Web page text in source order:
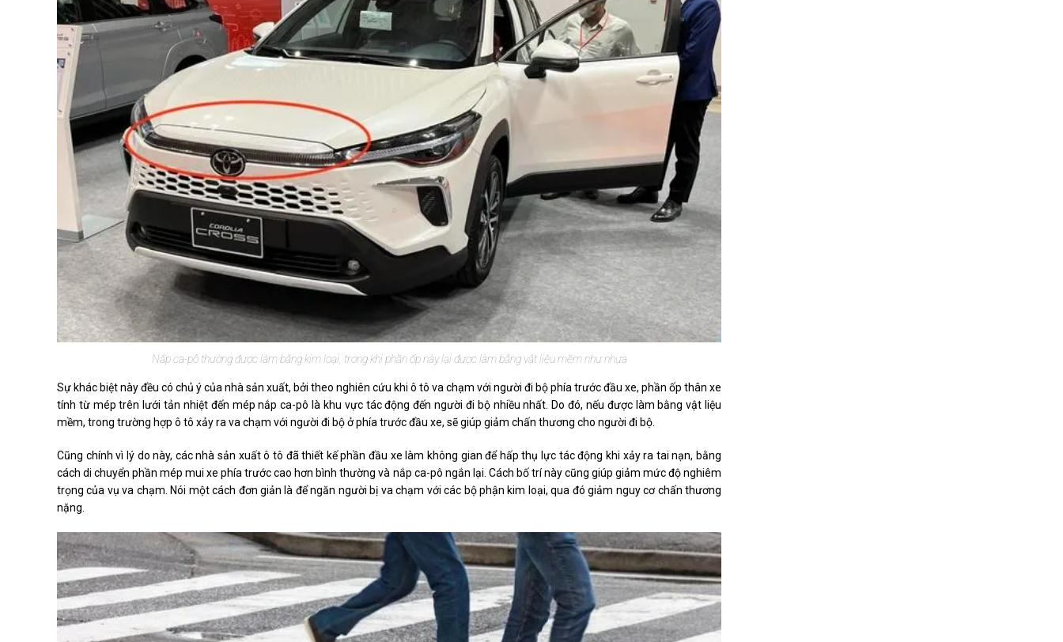
Nắp ca-pô thường được làm bằng kim loại, trong khi phần ốp này lại được làm bằng vật liệu mềm như nhựa
Sự khác biệt này đều có chủ ý của nhà sản xuất, bởi theo nghiên cứu khi ô tô va chạm với người đi bộ phía trước đầu xe, phần ốp thân xe
tính từ mép trên lưới tản nhiệt đến mép nắp ca-pô là khu vực tác động đến người đi bộ nhiều nhất. Do đó, nếu được làm bằng vật liệu
mềm, trong trường hợp ô tô xảy ra va chạm với người đi bộ ở phía trước đầu xe, sẽ giúp giảm chấn thương cho người đi bộ.
Cũng chính vì lý do này, các nhà sản xuất ô tô đã thiết kế phần đầu xe làm không gian để hấp thụ lực tác động khi xảy ra tai nạn, bằng
cách di chuyển phần mép mui xe phía trước cao hơn bình thường và nắp ca-pô ngắn lại. Cách bố trí này cũng giúp giảm mức độ nghiêm
trọng của vụ va chạm. Nói một cách đơn giản là để ngăn người bị va chạm với các bộ phận kim loại, qua đó giảm nguy cơ chấn thương
nặng.